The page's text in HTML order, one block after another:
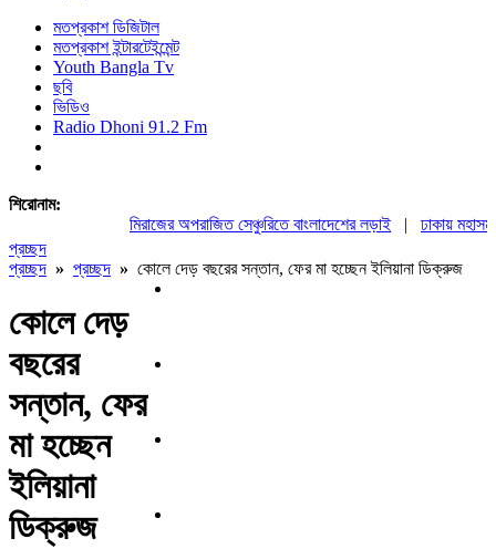
মতপ্রকাশ ডিজিটাল
মতপ্রকাশ ইন্টারটেইন্মেন্ট
Youth Bangla Tv
ছবি
ভিডিও
Radio Dhoni 91.2 Fm
শিরোনাম:
মিরাজের অপরাজিত সেঞ্চুরিতে বাংলাদেশের লড়াই|
ঢাকায়
প্রচ্ছদ
প্রচ্ছদ » প্রচ্ছদ » কোলে দেড় বছরের সন্তান, ফের মা হচ্ছেন ইলিয়ানা ডিক্রুজ
কোলে দেড়
বছরের
সন্তান, ফের
মা হচ্ছেন
ইলিয়ানা
ডিক্রুজ